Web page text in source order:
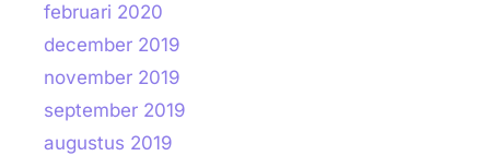
februari 2020
december 2019
november 2019
september 2019
augustus 2019